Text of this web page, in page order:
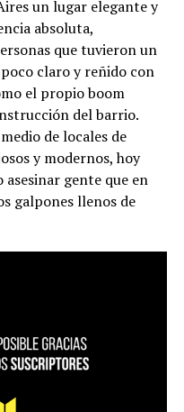
un lugar elegante y
absoluta,
que tuvieron un
claro y reñido con
el propio boom
del barrio.
de locales de
y modernos, hoy
gente que en
galpones llenos de